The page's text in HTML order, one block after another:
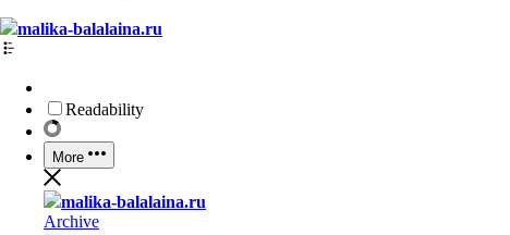
malika-balalaina.ru
Readability
More
malika-balalaina.ru
Archive